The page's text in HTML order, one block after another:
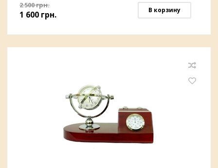
2 500грн.
1 600 грн. В корзину